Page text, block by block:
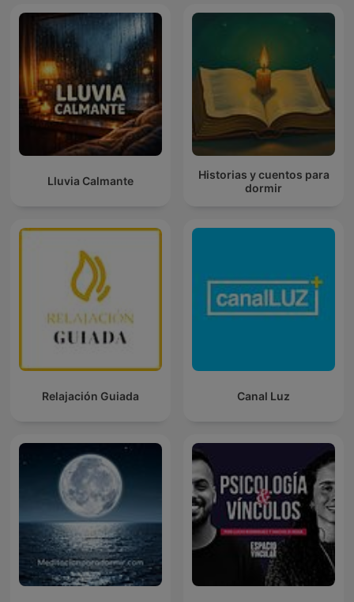
Lluvia Calmante
Historias y cuentos para
dormir
Relajación Guiada Canal Luz